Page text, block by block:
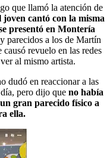
que llamó la atención de
joven cantó con la misma
presentó en Montería
parecidos a los de Martín
causó revuelo en las redes
al mismo artista.
dudó en reaccionar a las
pero dijo que no había
gran parecido físico a
ella.